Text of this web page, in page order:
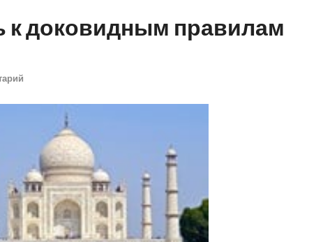
к доковидным правилам